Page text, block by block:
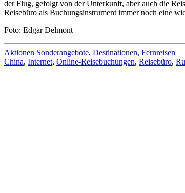
der Flug, gefolgt von der Unterkunft, aber auch die
Reisebüro als Buchungsinstrument immer noch eine
Foto: Edgar Delmont
Aktionen Sonderangebote, Destinationen, Fernreisen
China, Internet, Online-Reisebuchungen, Reisebüro,